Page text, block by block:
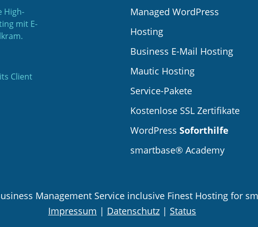
High-
mit E-
Client
Managed WordPress
Hosting
Business E-Mail Hosting
Mautic Hosting
Service-Pakete
Kostenlose SSL Zertifikate
WordPressSoforthilfe
smartbase® Academy
Management Service inclusive Finest Hosting for
Impressum | Datenschutz | Status